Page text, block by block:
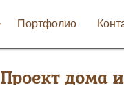
Портфолио
Проект дома